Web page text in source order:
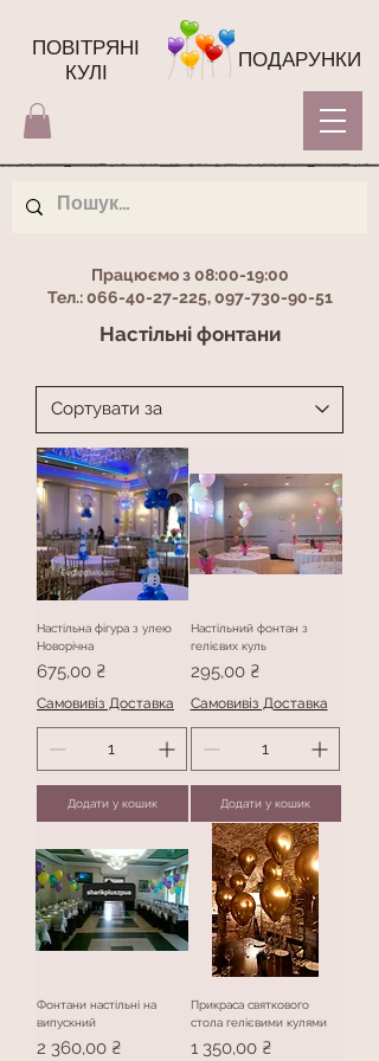
ПОВІТРЯНІ
КУЛІ
ПОДАРУНКИ
Працюємо з 08:00-19:00
Тел.:066-40-27-225,097-730-90-51
Настільні фонтани
Настільна фігура з улею
Новорічна
Ціна
675,00 ₴
Самовивіз Доставка
Додати у кошик
Настільний фонтан з
гелієвих куль
Ціна
295,00 ₴
Самовивіз Доставка
Додати у кошик
Фонтани настільні на
випускний
Ціна
2 360,00 ₴
Прикраса святкового
стола гелієвими кулями
Ціна
1 350,00 ₴